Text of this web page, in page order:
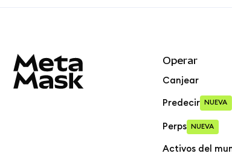
Operar
Canjear
Predecir NUEVA
Perps NUEVA
Activos del